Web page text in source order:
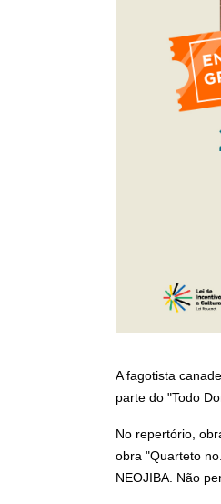
A fagotista
parte do "Todo
No repertório,
obra "Quarteto
NEOJIBA. Não